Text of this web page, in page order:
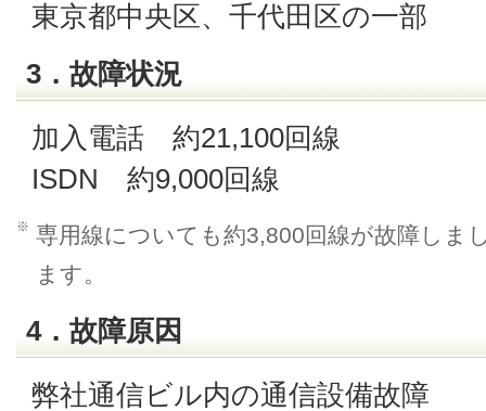
東京都中央区、千代田区の一部
3．故障状況
加入電話 約21,100回線
ISDN 約9,000回線
※ 専用線についても約3,800回線が故障しま
ます。
4．故障原因
弊社通信ビル内の通信設備故障